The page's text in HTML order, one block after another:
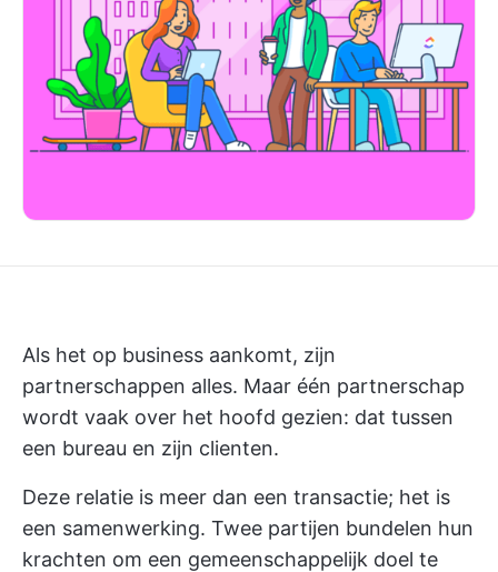
Als het op business aankomt, zijn
partnerschappen alles. Maar één partnerschap
wordt vaak over het hoofd gezien: dat tussen
een bureau en zijn clienten.
Deze relatie is meer dan een transactie; het is
een samenwerking. Twee partijen bundelen hun
krachten om een gemeenschappelijk doel te